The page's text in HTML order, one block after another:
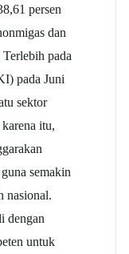
persen
dan
pada
pada Juni
sektor
itu,
semakin
nasional.
dengan
untuk